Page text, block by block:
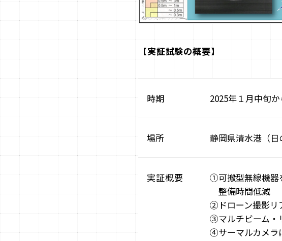
【実証試験の概要】
時期 2025年１月中旬
場所 静岡県清水港（日
実証概要
①可搬型無線機器
整備時間低減
②ドローン撮影リ
③マルチビーム・
④サーマルカメラ